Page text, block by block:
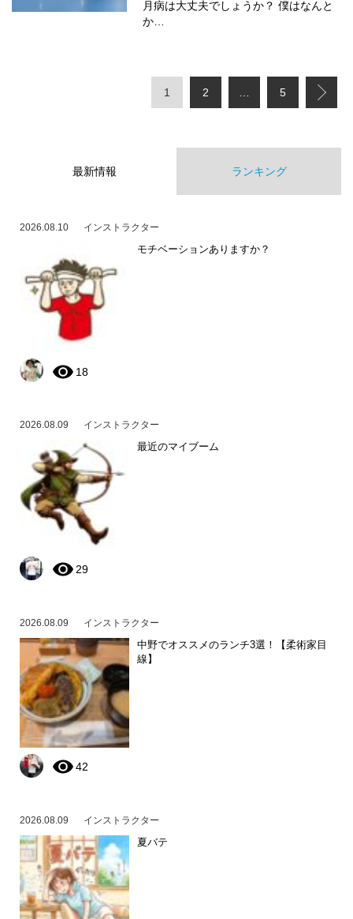
月病は大丈夫でしょうか？ 僕はなんと
か…
1 2 5
最新情報 ランキング
2026.08.10 インストラクター
モチベーションありますか？
18
2026.08.09 インストラクター
最近のマイブーム
29
2026.08.09 インストラクター
中野でオススメのランチ3選！【柔術家目
線】
42
2026.08.09 インストラクター
夏バテ